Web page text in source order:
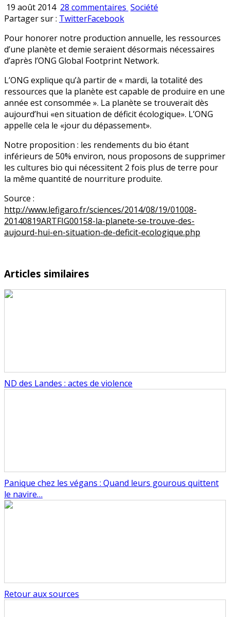
19 août 2014 28 commentaires sur
Footprint
Network
demanderait-
la
suppression
du
BIO
?
Publié
Société
Partager sur : TwitterFacebook
Pour honorer notre production annuelle, les ressources
d’une planète et demie seraient désormais nécessaires
d’après l’ONG Global Footprint Network.
L’ONG explique qu’à partir de « mardi, la totalité des
ressources que la planète est capable de produire en une
année est consommée ». La planète se trouverait dès
aujourd’hui «en situation de déficit écologique». L’ONG
appelle cela le «jour du dépassement».
Notre proposition : les rendements du bio étant
inférieurs de 50% environ, nous proposons de supprimer
les cultures bio qui nécessitent 2 fois plus de terre pour
la même quantité de nourriture produite.
Source :
http://www.lefigaro.fr/sciences/2014/08/19/01008-
20140819ARTFIG00158-la-planete-se-trouve-des-
aujourd-hui-en-situation-de-deficit-ecologique.php
Articles similaires
ND des Landes : actes de violence
Panique chez les végans : Quand leurs gourous quittent
le navire…
Retour aux sources